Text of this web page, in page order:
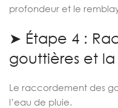
profondeur et le
➤ Étape 4 :
gouttières et
Le raccordement des
l’eau de pluie.